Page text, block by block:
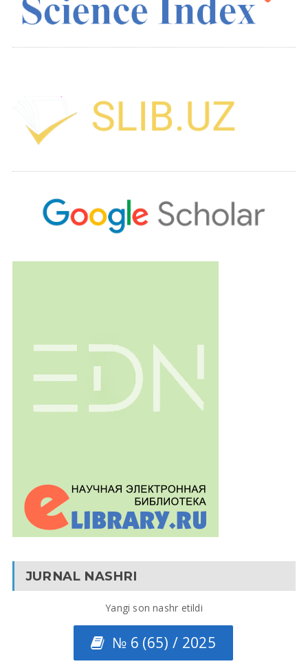
JURNAL NASHRI
Yangi son nashr etildi
№ 6 (65) / 2025